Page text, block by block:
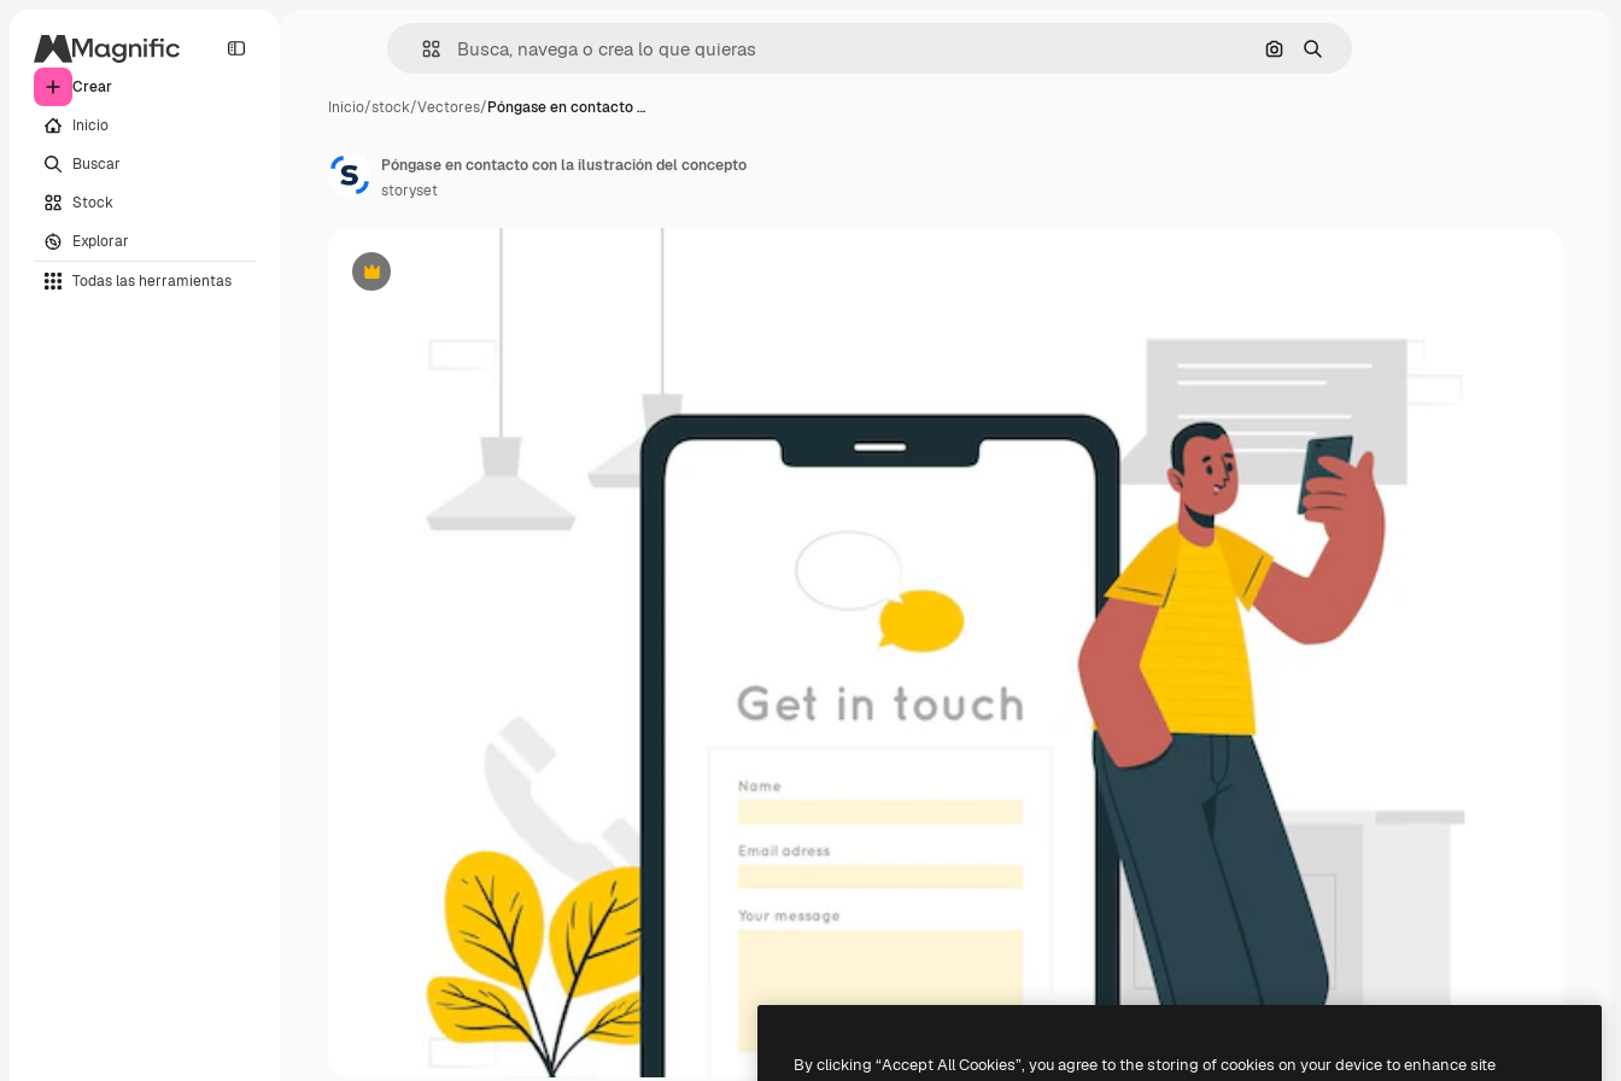
Crear
Inicio
Buscar
Stock
Explorar
Todas las herramientas
Buscar por imagen
Buscar
Inicio/stock/Vectores/Póngase en contacto …
Premium
Póngase en contacto con la ilustración del concepto
storyset
By clicking “Accept All Cookies”, you agree to the storing of cookies on your device to enhance site